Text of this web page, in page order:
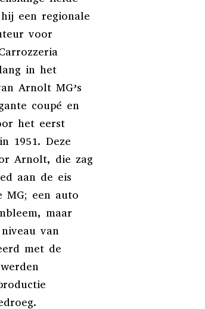
een regionale
voor
in het
Arnolt MG’s
coupé en
het eerst
1951. Deze
Arnolt, die zag
aan de eis
MG; een auto
maar
van
met de